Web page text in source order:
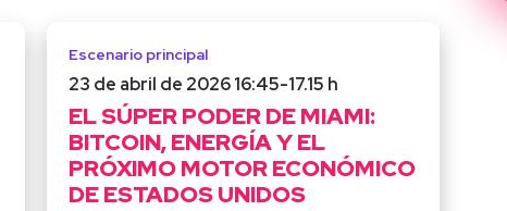
Escenario principal
23 de abril de 2026 16:45-17.15 h
EL SÚPER PODER DE MIAMI:
BITCOIN, ENERGÍA Y EL
PRÓXIMO MOTOR ECONÓMICO
DE ESTADOS UNIDOS